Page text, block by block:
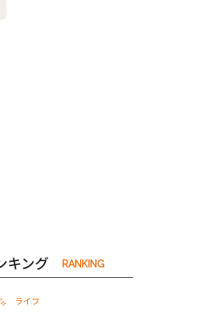
キング RANKING
ライフ